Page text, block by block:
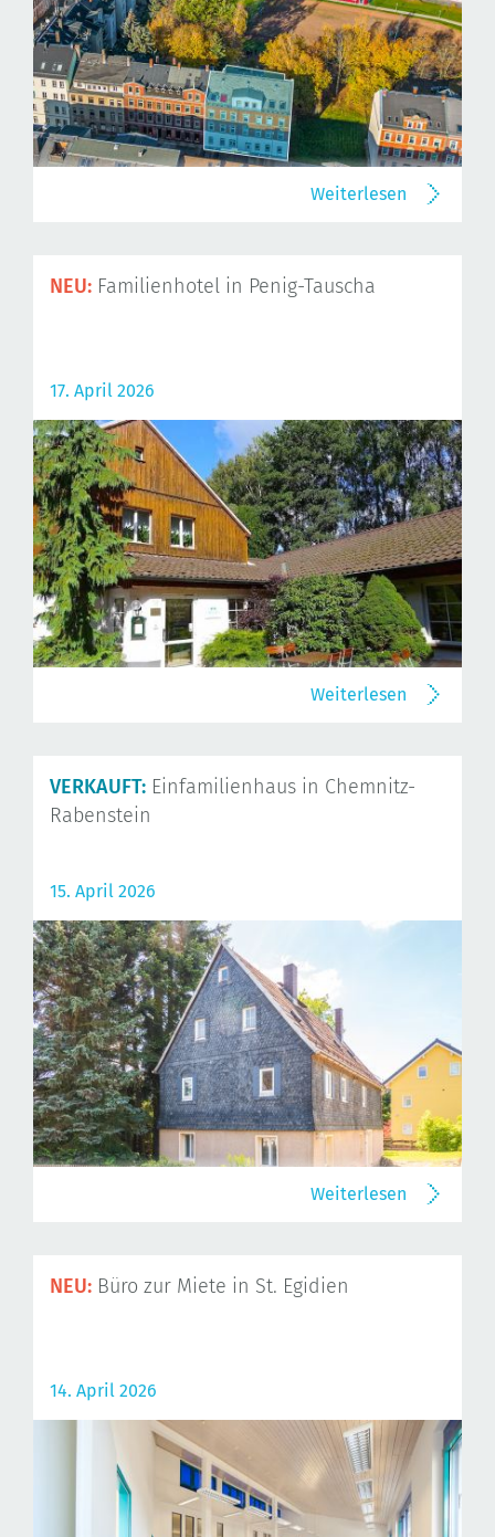
Weiterlesen
NEU: Familienhotel in Penig-Tauscha
17. April 2026
Weiterlesen
VERKAUFT: Einfamilienhaus in Chemnitz-
Rabenstein
15. April 2026
Weiterlesen
NEU: Büro zur Miete in St. Egidien
14. April 2026